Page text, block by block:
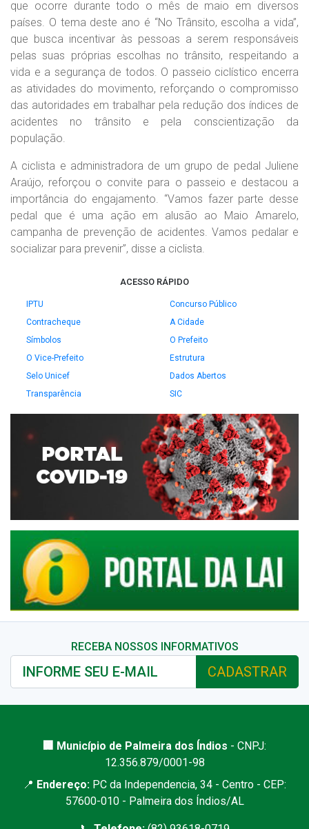
que ocorre durante todo o mês de maio em diversos
países. O tema deste ano é “No Trânsito, escolha a vida”,
que busca incentivar às pessoas a serem responsáveis
pelas suas próprias escolhas no trânsito, respeitando a
vida e a segurança de todos. O passeio ciclístico encerra
as atividades do movimento, reforçando o compromisso
das autoridades em trabalhar pela redução dos índices de
acidentes no trânsito e pela conscientização da
população.
A ciclista e administradora de um grupo de pedal Juliene
Araújo, reforçou o convite para o passeio e destacou a
importância do engajamento. “Vamos fazer parte desse
pedal que é uma ação em alusão ao Maio Amarelo,
campanha de prevenção de acidentes. Vamos pedalar e
socializar para prevenir”, disse a ciclista.
ACESSO RÁPIDO
IPTU
Concurso Público
Contracheque
A Cidade
Símbolos
O Prefeito
O Vice-Prefeito
Estrutura
Selo Unicef
Dados Abertos
Transparência
SIC
RECEBA NOSSOS INFORMATIVOS
CADASTRAR
🏢 Município de Palmeira dos Índios - CNPJ:
12.356.879/0001-98
📍 Endereço: PC da Independencia, 34 - Centro - CEP:
57600-010 - Palmeira dos Índios/AL